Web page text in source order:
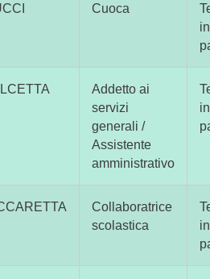
Cuoca
Addetto ai
servizi
generali /
Assistente
amministrativo
Collaboratrice
scolastica